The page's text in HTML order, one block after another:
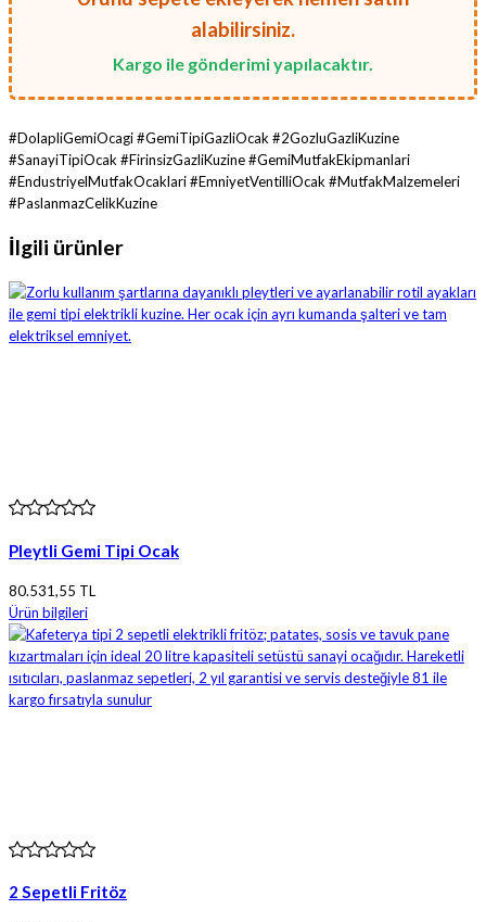
alabilirsiniz.
Kargo ile gönderimi yapılacaktır.
#DolapliGemiOcagi #GemiTipiGazliOcak #2GozluGazliKuzine
#SanayiTipiOcak #FirinsizGazliKuzine #GemiMutfakEkipmanlari
#EndustriyelMutfakOcaklari #EmniyetVentilliOcak #MutfakMalzemeleri
#PaslanmazCelikKuzine
İlgili ürünler
Pleytli Gemi Tipi Ocak
80.531,55 TL
Ürün bilgileri
2 Sepetli Fritöz